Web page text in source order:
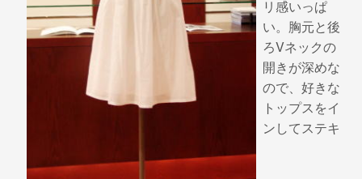
リ感いっぱ
い。胸元と後
ろVネックの
開きが深めな
ので、好きな
トップスをイ
ンしてステキ